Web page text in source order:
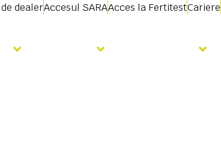
dealerAccesul SARAAcces la FertitestCariere